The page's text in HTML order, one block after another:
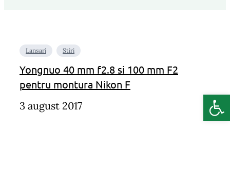
Lansari Stiri
Yongnuo 40 mm f2.8 si 100 mm F2
pentru montura Nikon F
3 august 2017